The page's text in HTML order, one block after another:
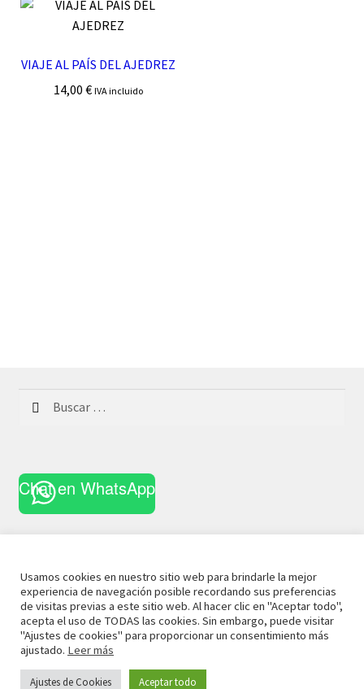
VIAJE AL PAÍS DEL AJEDREZ
14,00€ IVA incluido
Chat en WhatsApp
© 2022 La Casa CuriosaAviso Legal
Términos y
Condiciones
Política de Privacidad Política de Cookies
Usamos cookies en nuestro sitio web para brindarle la mejor
experiencia de navegación posible recordando sus preferencias
de visitas previas a este sitio web. Al hacer clic en "Aceptar todo",
acepta el uso de TODAS las cookies. Sin embargo, puede visitar
"Ajustes de cookies" para proporcionar un consentimiento más
ajustado. Leer más
Ajustes de Cookies Aceptar todo